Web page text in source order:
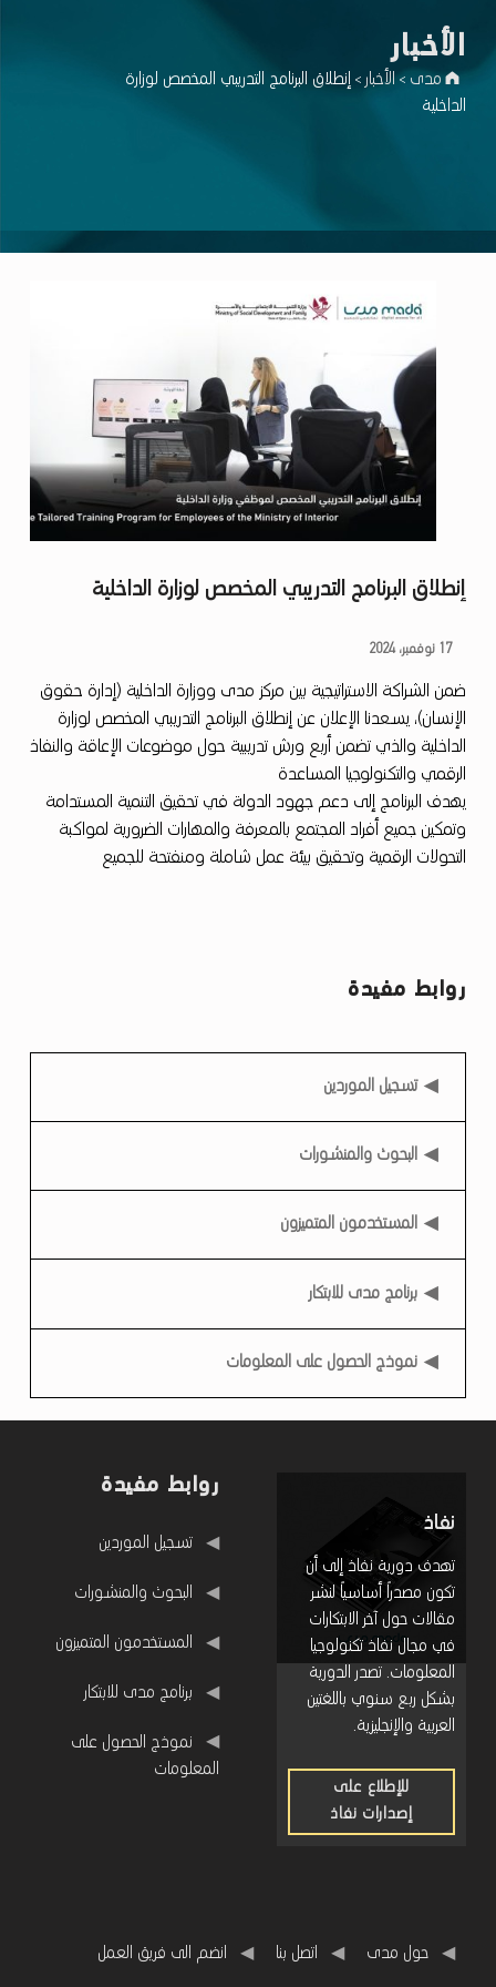
اﻷخبار
مدى > اﻷخبار >
إنطلاق البرنامج التدريبي المخصص لوزارة
الداخلية
إنطلاق البرنامج التدريبي المخصص لوزارة الداخلية
ن
ط
ل
ا
ق
ا
ا
ج
ل
د
ي
ي
م
ص
ص
و
ة
17 نوفمبر، 2024
ضمن الشراكة الاستراتيجية بين مركز مدى ووزارة الداخلية (إدارة حقوق
الإنسان)، يسعدنا الإعلان عن إنطلاق البرنامج التدريبي المخصص لوزارة
الداخلية والذي تضمن أربع ورش تدريبية حول موضوعات الإعاقة والنفاذ
الرقمي والتكنولوجيا المساعدة
يهدف البرنامج إلى دﻋﻢ ﺟﻬﻮد اﻟﺪوﻟﺔ ﻓﻲ ﺗﺤﻘﻴﻖ اﻟﺘﻨﻤﻴﺔ اﻟﻤﺴﺘﺪاﻣﺔ
وﺗﻤﻜﻴﻦ ﺟﻤﻴﻊ أﻓﺮاد اﻟﻤﺠﺘﻤﻊ ﺑﺎﻟﻤﻌﺮﻓﺔ واﻟﻤﻬﺎرات اﻟﻀﺮورﻳﺔ ﻟﻤﻮاﻛﺒﺔ
اﻟﺘﺤﻮﻻت اﻟﺮﻗﻤﻴﺔ وﺗﺤﻘﻴﻖ ﺑﻴﺌﺔ ﻋﻤﻞ ﺷﺎﻣﻠﺔ وﻣﻨﻔﺘﺤﺔ ﻟﻠﺠﻤﻴﻊ
روابط مفيدة
روابط مفيدة
تسجيل الموردين
البحوث والمنشورات
المستخدمون المتميزون
برنامج مدى للابتكار
نموذج الحصول على المعلومات
نفاذ
تهدف دورية نفاذ إلى أن
تكون مصدراً أساسياً لنشر
مقالات حول آخر الابتكارات
في مجال نفاذ تكنولوجيا
المعلومات. تصدر الدورية
بشكل ربع سنوي باللغتين
العربية والإنجليزية.
للإطلاع على
إصدارات نفاذ
روابط مفيدة
روابط مفيدة
تسجيل الموردين
البحوث والمنشورات
المستخدمون المتميزون
برنامج مدى للابتكار
نموذج الحصول على
المعلومات
حول مدى اتصل بنا انضم الى فريق العمل